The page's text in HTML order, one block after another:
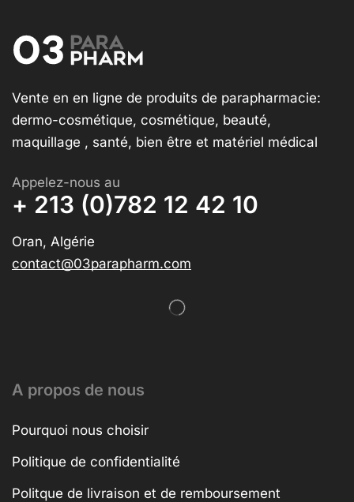
Vente en en ligne de produits de parapharmacie:
dermo-cosmétique, cosmétique, beauté,
maquillage , santé, bien être et matériel médical
Appelez-nous au
+ 213 (0)782 12 42 10
Oran, Algérie
contact@03parapharm.com
A propos de nous
Pourquoi nous choisir
Politique de confidentialité
Politque de livraison et de remboursement